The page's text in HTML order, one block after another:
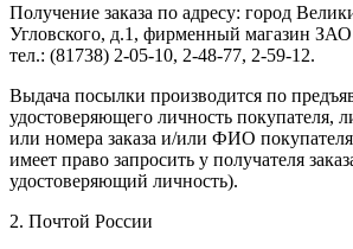
Получение заказа по адресу: город
Угловского, д.1, фирменный магазин ЗАО
тел.: (81738) 2-05-10, 2-48-77, 2-59-12.
Выдача посылки производится по
удостоверяющего личность покупателя,
или номера заказа и/или ФИО
имеет право запросить у получателя
удостоверяющий личность).
2. Почтой России